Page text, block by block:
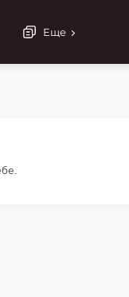
Еще